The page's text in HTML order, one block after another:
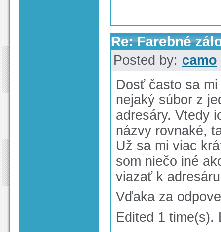
Re: Farebné
Posted by: camo
Dosť často sa
nejaký súbor z
adresáry. Vtedy
názvy rovnaké,
Už sa mi viac
som niečo iné
viazať k
Vďaka za
Edited 1 time(s).